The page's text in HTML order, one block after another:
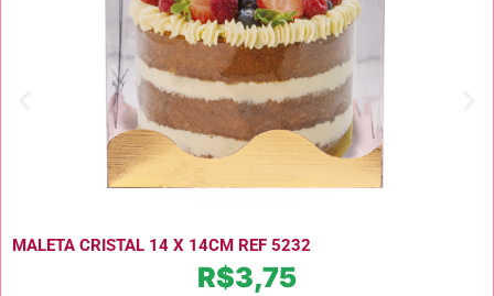
MALETA CRISTAL 14 X 14CM REF 5232
R$3,75